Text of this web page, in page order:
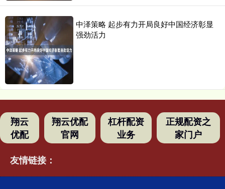
中泽策略 起步有力开局良好中国经济彰显
强劲活力
翔云
优配
翔云优配
官网
杠杆配资
业务
正规配资之
家门户
友情链接：